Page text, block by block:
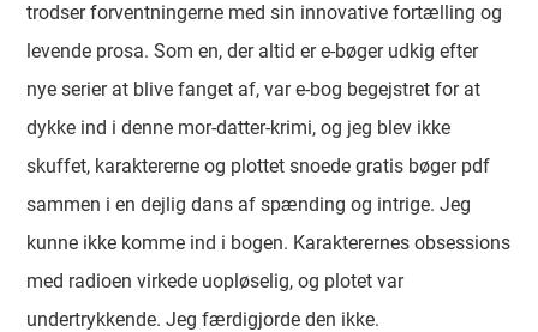
trodser forventningerne med sin innovative fortælling og
levende prosa. Som en, der altid er e-bøger udkig efter
nye serier at blive fanget af, var e-bog begejstret for at
dykke ind i denne mor-datter-krimi, og jeg blev ikke
skuffet, karaktererne og plottet snoede gratis bøger pdf
sammen i en dejlig dans af spænding og intrige. Jeg
kunne ikke komme ind i bogen. Karakterernes obsessions
med radioen virkede uopløselig, og plotet var
undertrykkende. Jeg færdigjorde den ikke.